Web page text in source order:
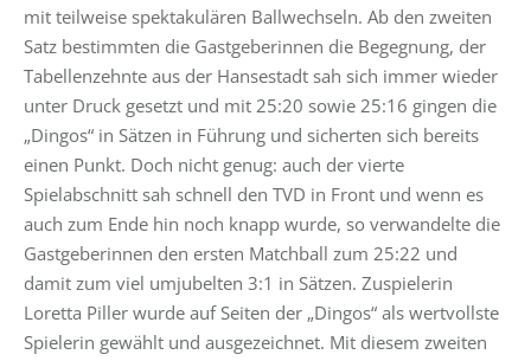
mit teilweise spektakulären Ballwechseln. Ab den zweiten
Satz bestimmten die Gastgeberinnen die Begegnung, der
Tabellenzehnte aus der Hansestadt sah sich immer wieder
unter Druck gesetzt und mit 25:20 sowie 25:16 gingen die
„Dingos“ in Sätzen in Führung und sicherten sich bereits
einen Punkt. Doch nicht genug: auch der vierte
Spielabschnitt sah schnell den TVD in Front und wenn es
auch zum Ende hin noch knapp wurde, so verwandelte die
Gastgeberinnen den ersten Matchball zum 25:22 und
damit zum viel umjubelten 3:1 in Sätzen. Zuspielerin
Loretta Piller wurde auf Seiten der „Dingos“ als wertvollste
Spielerin gewählt und ausgezeichnet. Mit diesem zweiten